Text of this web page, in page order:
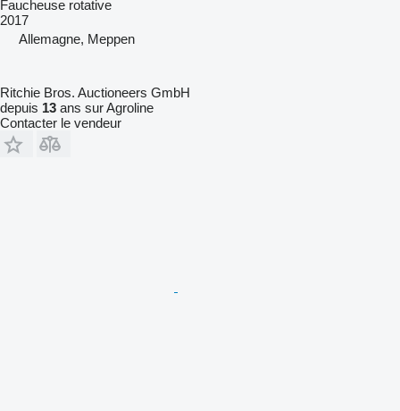
Faucheuse rotative
2017
Allemagne, Meppen
Ritchie Bros. Auctioneers GmbH
depuis 13 ans sur Agroline
Contacter le vendeur